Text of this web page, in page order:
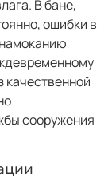
В бане,
ошибки в
качественной
сооружения